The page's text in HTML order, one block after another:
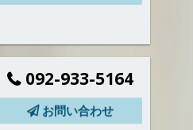
092-933-5164
お問い合わせ